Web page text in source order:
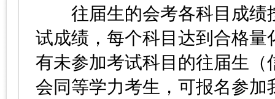
往届生的会考各科目成绩
试成绩，每个科目达到合格
有未参加考试科目的往届生
会同等学力考生，可报名参